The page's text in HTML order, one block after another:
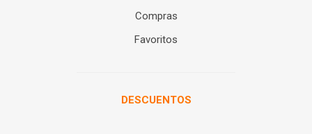
Compras
Favoritos
DESCUENTOS